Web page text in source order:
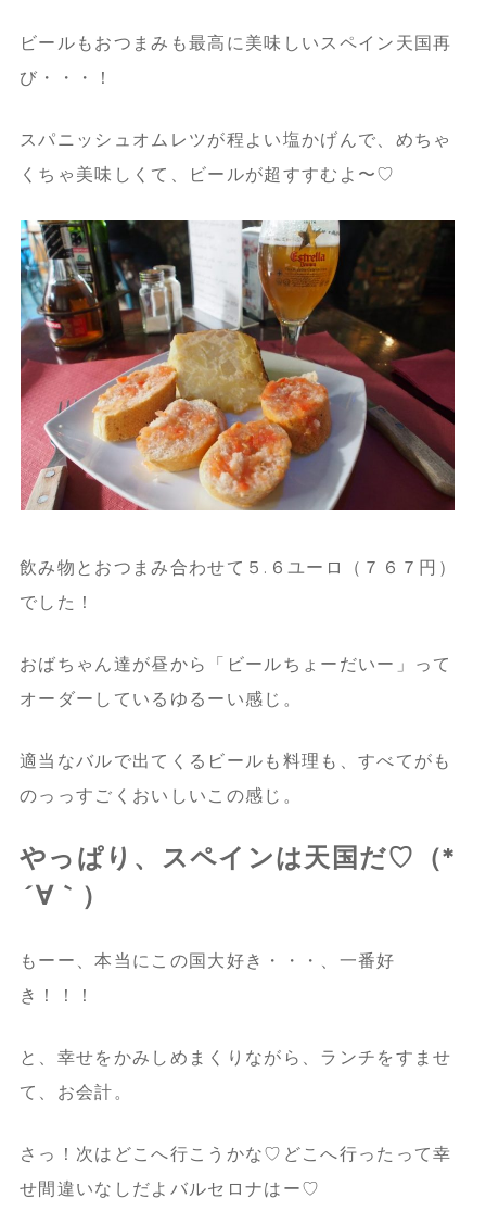
ビールもおつまみも最高に美味しいスペイン天国再
び・・・！
スパニッシュオムレツが程よい塩かげんで、めちゃ
くちゃ美味しくて、ビールが超すすむよ〜♡
飲み物とおつまみ合わせて５.６ユーロ（７６７円）
でした！
おばちゃん達が昼から「ビールちょーだいー」って
オーダーしているゆるーい感じ。
適当なバルで出てくるビールも料理も、すべてがも
のっっすごくおいしいこの感じ。
やっぱり、スペインは天国だ♡（*
´∀｀）
もーー、本当にこの国大好き・・・、一番好
き！！！
と、幸せをかみしめまくりながら、ランチをすませ
て、お会計。
さっ！次はどこへ行こうかな♡どこへ行ったって幸
せ間違いなしだよバルセロナはー♡